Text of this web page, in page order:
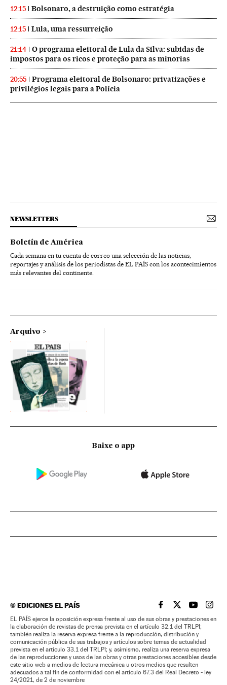
12:15 Bolsonaro, a destruição como estratégia
12:15 Lula, uma ressurreição
21:14
O programa eleitoral de Lula da Silva: subidas de
impostos para os ricos e proteção para as minorias
20:55
Programa eleitoral de Bolsonaro: privatizações e
privilégios legais para a Polícia
NEWSLETTERS
Boletín de América
Cada semana en tu cuenta de correo una selección de las noticias,
reportajes y análisis de los periodistas de EL PAÍS con los acontecimientos
más relevantes del continente.
Arquivo
Baixe o app
©EDICIONES EL PAÍS EL PAÍS BRASIL EN
EL PAÍSEL PAÍS
EL
EL PAÍS ejerce la oposición expresa frente al uso de sus obras y prestaciones en
la elaboración de revistas de prensa prevista en el artículo 32.1 del TRLPI;
también realiza la reserva expresa frente a la reproducción, distribución y
comunicación pública de sus trabajos y artículos sobre temas de actualidad
prevista en el artículo 33.1 del TRLPI; y, asimismo, realiza una reserva expresa
de las reproducciones y usos de las obras y otras prestaciones accesibles desde
este sitio web a medios de lectura mecánica u otros medios que resulten
adecuados a tal fin de conformidad con el artículo 67.3 del Real Decreto - ley
24/2021, de 2 de noviembre